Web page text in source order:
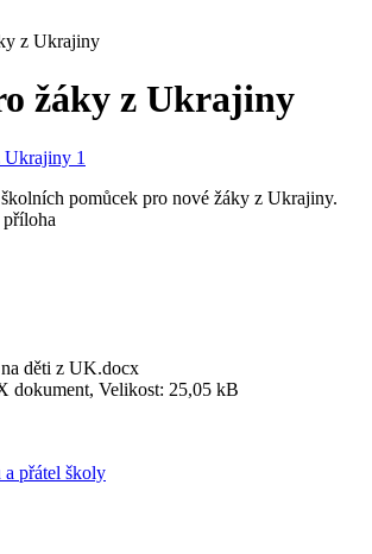
z Ukrajiny
žáky z Ukrajiny
pomůcek pro nové žáky z Ukrajiny.
děti z UK.docx
dokument, Velikost: 25,05 kB
a přátel školy